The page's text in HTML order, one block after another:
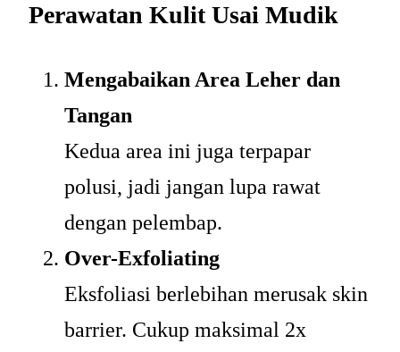
Perawatan Kulit Usai Mudik
Mengabaikan Area Leher dan
Tangan
Kedua area ini juga terpapar
polusi, jadi jangan lupa rawat
dengan pelembap.
Over-Exfoliating
Eksfoliasi berlebihan merusak skin
barrier. Cukup maksimal 2x